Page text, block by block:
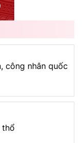
công nhân quốc
thổ